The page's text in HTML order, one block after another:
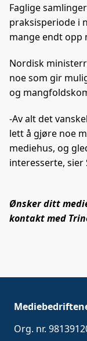
Faglige
praksisperiode i
mange endt opp
Nordisk
noe som gir
og
-Av alt det
lett å gjøre noe
mediehus, og
interesserte, sier
Ønsker ditt
kontakt med
Org. nr.